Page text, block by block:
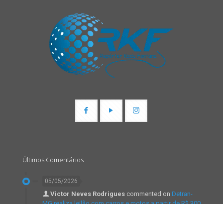
Últimos Comentários
05/05/2026
Victor Neves Rodrigues commented on Detran-